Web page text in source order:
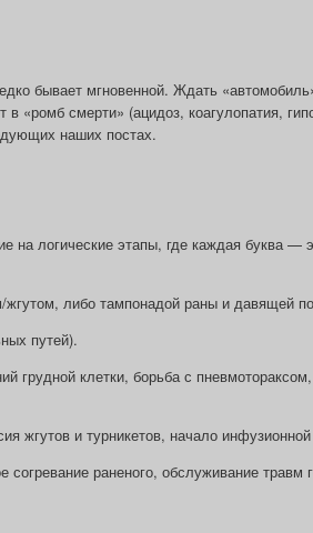
бывает мгновенной. Ждать
в «ромб смерти» (ацидоз, коагулопатия,
наших постах.
на логические этапы, где каждая буква —
либо тампонадой раны и давящей
путей).
грудной клетки, борьба с
жгутов и турникетов, начало инфузионной
раненого, обслуживание травм